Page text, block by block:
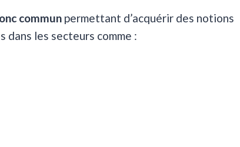
commun permettant d’acquérir des notions
les secteurs comme :